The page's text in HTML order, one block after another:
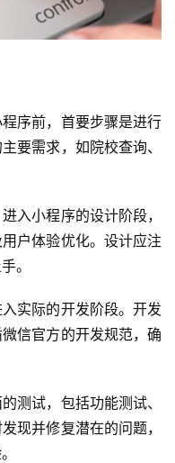
序前，首要步骤是进行
要需求，如院校查询、
入小程序的设计阶段，
户体验优化。设计应注
。
实际的开发阶段。开发
信官方的开发规范，确
测试，包括功能测试、
现并修复潜在的问题，